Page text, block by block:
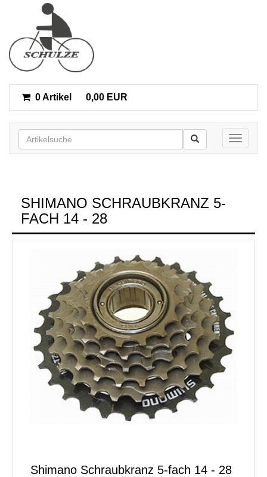
0 Artikel 0,00 EUR
Toggle
SHIMANO SCHRAUBKRANZ 5-
FACH 14 - 28
Shimano Schraubkranz 5-fach 14 - 28